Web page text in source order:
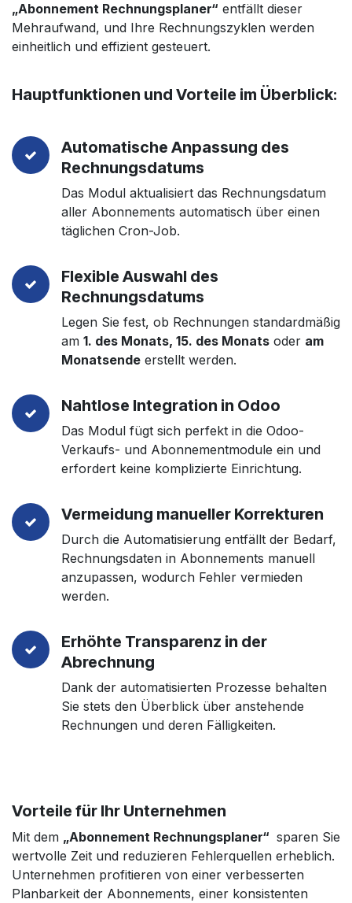
„Abonnement Rechnungsplaner“ entfällt dieser
Mehraufwand, und Ihre Rechnungszyklen werden
einheitlich und effizient gesteuert.
Hauptfunktionen und Vorteile im Überblick:
Automatische Anpassung des
Rechnungsdatums
Das Modul aktualisiert das Rechnungsdatum
aller Abonnements automatisch über einen
täglichen Cron-Job.
Flexible Auswahl des
Rechnungsdatums
Legen Sie fest, ob Rechnungen standardmäßig
am 1. des Monats, 15. des Monats oder am
Monatsende erstellt werden.
Nahtlose Integration in Odoo
Das Modul fügt sich perfekt in die Odoo-
Verkaufs- und Abonnementmodule ein und
erfordert keine komplizierte Einrichtung.
Vermeidung manueller Korrekturen
Durch die Automatisierung entfällt der Bedarf,
Rechnungsdaten in Abonnements manuell
anzupassen, wodurch Fehler vermieden
werden.
Erhöhte Transparenz in der
Abrechnung
Dank der automatisierten Prozesse behalten
Sie stets den Überblick über anstehende
Rechnungen und deren Fälligkeiten.
Vorteile für Ihr Unternehmen
Mit dem „Abonnement Rechnungsplaner“ sparen Sie
wertvolle Zeit und reduzieren Fehlerquellen erheblich.
Unternehmen profitieren von einer verbesserten
Planbarkeit der Abonnements, einer konsistenten